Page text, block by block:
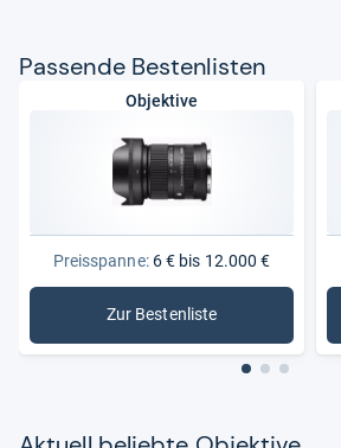
Pas­sende Bes­ten­lis­ten
Objektive
Preisspanne:6 € bis 12.000 €
Zur Bestenliste
: Objektive